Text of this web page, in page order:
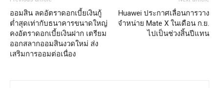
ออมสิน ลดอัตราดอกเบี้ยเงินกู้
ต่ำสุดเท่ากับธนาคารขนาดใหญ่
คงอัตราดอกเบี้ยเงินฝาก เตรียม
ออกสลากออมสินงวดใหม่ ส่ง
เสริมการออมต่อเนื่อง
Huawei ประกาศเลื่อนการวาง
จำหน่าย Mate X ในเดือน ก.ย.
ไปเป็นช่วงสิ้นปีแทน